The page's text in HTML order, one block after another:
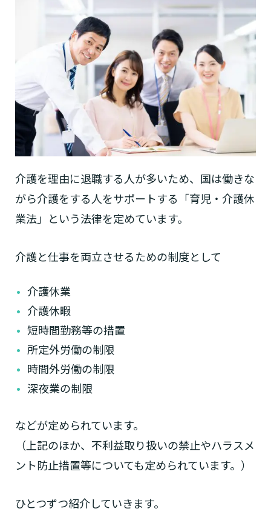
介護を理由に退職する人が多いため、国は働きな
がら介護をする人をサポートする「育児・介護休
業法」という法律を定めています。
介護と仕事を両立させるための制度として
介護休業
介護休暇
短時間勤務等の措置
所定外労働の制限
時間外労働の制限
深夜業の制限
などが定められています。
（上記のほか、不利益取り扱いの禁止やハラスメ
ント防止措置等についても定められています。）
ひとつずつ紹介していきます。